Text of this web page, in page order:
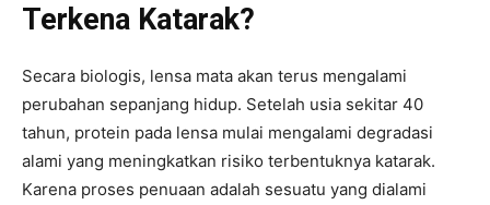
Terkena Katarak?
Secara biologis, lensa mata akan terus mengalami
perubahan sepanjang hidup. Setelah usia sekitar 40
tahun, protein pada lensa mulai mengalami degradasi
alami yang meningkatkan risiko terbentuknya katarak.
Karena proses penuaan adalah sesuatu yang dialami